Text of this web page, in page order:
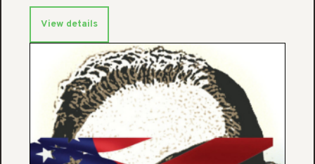
View details